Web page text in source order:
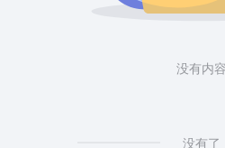
没有内容
没有了